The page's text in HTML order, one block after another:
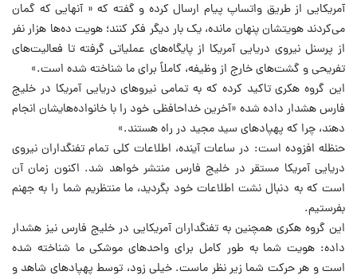
آمریکایی از طریق واتساپ پیام ارسال کرده و گفته که « آنهایی که گمان
می‌کردند هویتشان پنهان مانده، یک بار دیگر فکر کنند؛ هویت ده‌ها هزار نفر
از پرسنل نیروی دریایی آمریکا از پایگاه‌های عملیاتی گرفته تا فعالیت‌های
تفریحی و گشت‌های خارج از وظیفه، کاملاً برای ما شناخته شده است.»
این گروه هکری تاکید کرده که به تمامی نیروهای دریایی آمریکا در خلیج
فارس هشدار داده شده «آخرین خداحافظی خود را با خانواده‌هایشان انجام
دهند، چرا که پهپادهای سید مجید در راه هستند.»
حنظله افزوده است: در ساعات آینده، اطلاعات کلی تمام تفنگداران نیروی
دریایی آمریکا مستقر در خلیج فارس منتشر خواهد شد. اکنون زمان آن
است که به دنبال نشت اطلاعات خود بگردید، ما منتظریم شما را به جهنم
بفرستیم.
این گروه هکری همچنین به تفنگداران آمریکایی در خلیج فارس نیز هشدار
داده: هویت شما به طور کامل برای واحدهای موشکی ما شناخته شده
است و هر حرکت شما زیر نظر ماست. خیلی زود، توسط پهپادهای شاهد و